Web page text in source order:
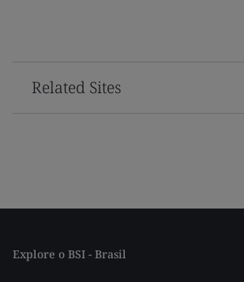
Related Sites
Explore o BSI - Brasil